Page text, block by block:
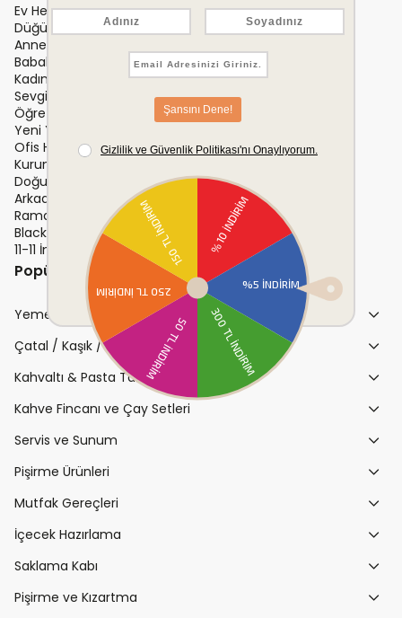
Ev Hediyesi
Düğün Hediyeleri
Anneler Günü Hediyeleri
Babalar Günü Hediyeleri
Kadınlar Günü Hediyeleri
Sevgililer Günü Hediyeleri
Öğretmenler Günü Hediyeleri
Yeni Yıl Hediyeleri
Ofis Hediyeleri
Kurumsal Hediye
Doğum Günü Hediyesi
Arkadaşa Hediye
Ramazan
Black Friday
11-11 İndirimleri
Popüler Kategoriler
Yemek Takımları
Çatal / Kaşık / Bıçak Takımları
Kahvaltı & Pasta Takımları
Kahve Fincanı ve Çay Setleri
Servis ve Sunum
Pişirme Ürünleri
Mutfak Gereçleri
İçecek Hazırlama
Saklama Kabı
Pişirme ve Kızartma